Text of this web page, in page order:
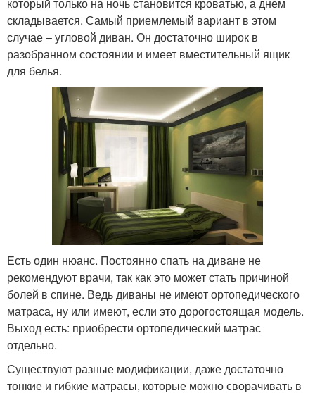
складывается. Самый приемлемый вариант в этом
случае – угловой диван. Он достаточно широк в
разобранном состоянии и имеет вместительный ящик
для белья.
Есть один нюанс. Постоянно спать на диване не
рекомендуют врачи, так как это может стать причиной
болей в спине. Ведь диваны не имеют ортопедического
матраса, ну или имеют, если это дорогостоящая модель.
Выход есть: приобрести ортопедический матрас
отдельно.
Существуют разные модификации, даже достаточно
тонкие и гибкие матрасы, которые можно сворачивать в